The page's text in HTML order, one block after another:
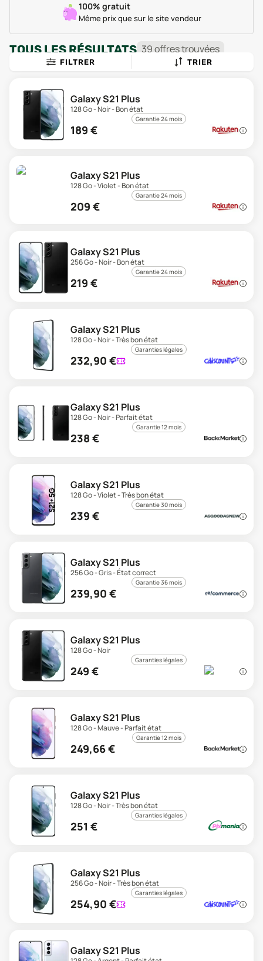
100% gratuit
Même prix que sur le site vendeur
TOUS LES RÉSULTATS 39offrestrouvées
FILTRER TRIER
Galaxy S21 Plus
128 Go - Noir - Bon état
Garantie 24 mois
189 €
Galaxy S21 Plus
128 Go - Violet - Bon état
Garantie 24 mois
209 €
Galaxy S21 Plus
256 Go - Noir - Bon état
Garantie 24 mois
219 €
Galaxy S21 Plus
128 Go - Noir - Très bon état
Garanties légales
232,90 €
Galaxy S21 Plus
128 Go - Noir - Parfait état
Garantie 12 mois
238 €
Galaxy S21 Plus
128 Go - Violet - Très bon état
Garantie 30 mois
239 €
Galaxy S21 Plus
256 Go - Gris - État correct
Garantie 36 mois
239,90 €
Galaxy S21 Plus
128 Go - Noir
Garanties légales
249 €
Galaxy S21 Plus
128 Go - Mauve - Parfait état
Garantie 12 mois
249,66€
Galaxy S21 Plus
128 Go - Noir - Très bon état
Garanties légales
251 €
Galaxy S21 Plus
256 Go - Noir - Très bon état
Garanties légales
254,90 €
Galaxy S21 Plus